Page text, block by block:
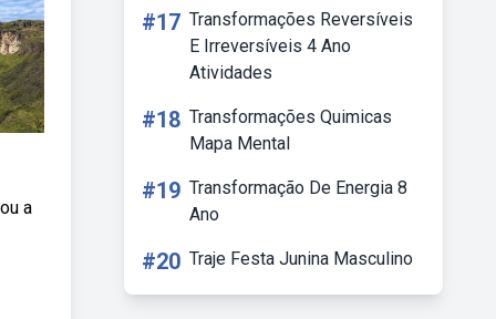
a
#17 Transformações Reversíveis
E Irreversíveis 4 Ano
Atividades
#18 Transformações Quimicas
Mapa Mental
#19 Transformação De Energia 8
Ano
#20 Traje Festa Junina Masculino